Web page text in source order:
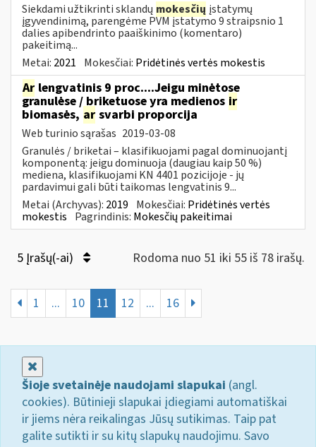
Siekdami užtikrinti sklandų mokesčių įstatymų
įgyvendinimą, parengėme PVM įstatymo 9 straipsnio 1
dalies apibendrinto paaiškinimo (komentaro)
pakeitimą...
Metai: 2021 Mokesčiai: Pridėtinės vertės mokestis
Ar lengvatinis 9 proc....Jeigu minėtose
granulėse / briketuose yra medienos ir
biomasės, ar svarbi proporcija
Web turinio sąrašas 2019-03-08
Granulės / briketai – klasifikuojami pagal dominuojantį
komponentą: jeigu dominuoja (daugiau kaip 50 %)
mediena, klasifikuojami KN 4401 pozicijoje - jų
pardavimui gali būti taikomas lengvatinis 9...
Metai (Archyvas): 2019 Mokesčiai: Pridėtinės vertės
mokestis Pagrindinis: Mokesčių pakeitimai
5 Įrašų(-ai) Rodoma nuo 51 iki 55 iš 78 irašų.
1 ... 10 11 12 ... 16
Šioje svetainėje naudojami slapukai (angl.
cookies). Būtinieji slapukai įdiegiami automatiškai
ir jiems nėra reikalingas Jūsų sutikimas. Taip pat
galite sutikti ir su kitų slapukų naudojimu. Savo